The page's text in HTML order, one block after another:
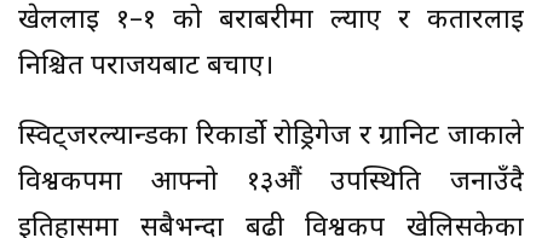
खेललाई १–१ को बराबरीमा ल्याए र कतारलाई
निश्चित पराजयबाट बचाए।
स्विट्जरल्यान्डका रिकार्डो रोड्रिगेज र ग्रानिट जाकाले
विश्वकपमा आफ्नो १३औं उपस्थिति जनाउँदै
इतिहासमा सबैभन्दा बढी विश्वकप खेलिसकेका